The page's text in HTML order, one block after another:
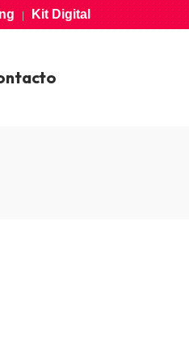
|Kit Digital